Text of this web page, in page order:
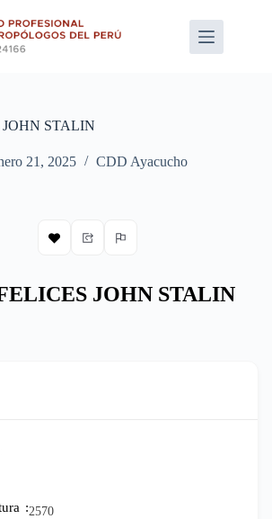
STALIN
21, 2025 CDD Ayacucho
JOHN STALIN
2570